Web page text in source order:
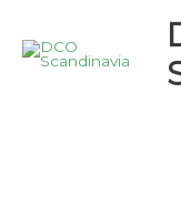
rett